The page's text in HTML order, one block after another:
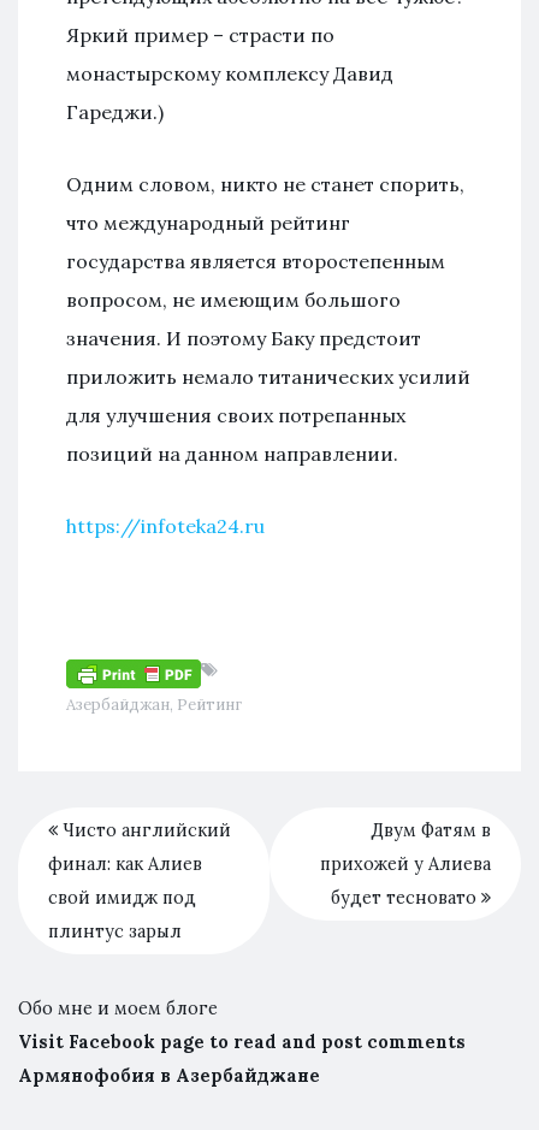
Яркий пример – страсти по
монастырскому комплексу Давид
Гареджи.)
Одним словом, никто не станет спорить,
что международный рейтинг
государства является второстепенным
вопросом, не имеющим большого
значения. И поэтому Баку предстоит
приложить немало титанических усилий
для улучшения своих потрепанных
позиций на данном направлении.
https://infoteka24.ru
Азербайджан, Рейтинг
Чисто английский
финал: как Алиев
свой имидж под
плинтус зарыл
Двум Фатям в
прихожей у Алиева
будет тесновато
Обо мне и моем блоге
Visit Facebook page to read and post comments
Армянофобия в Азербайджане